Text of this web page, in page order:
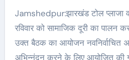
Jamshedpur:झारखंड टोल प्लाजा वर्कर्स यूनियन की बैठक
रविवार को सामाजिक दूरी का पालन
उक्त बैठक का आयोजन नवनिर्वाचित
अभिन्नंदन करने के लिए आयोजित की